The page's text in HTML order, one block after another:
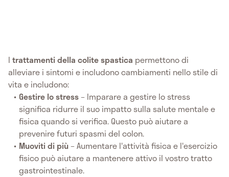
I trattamenti della colite spastica permettono di
alleviare i sintomi e includono cambiamenti nello stile di
vita e includono:
Gestire lo stress– Imparare a gestire lo stress
significa ridurre il suo impatto sulla salute mentale e
fisica quando si verifica. Questo può aiutare a
prevenire futuri spasmi del colon.
Muoviti di più– Aumentare l'attività fisica e l'esercizio
fisico può aiutare a mantenere attivo il vostro tratto
gastrointestinale.